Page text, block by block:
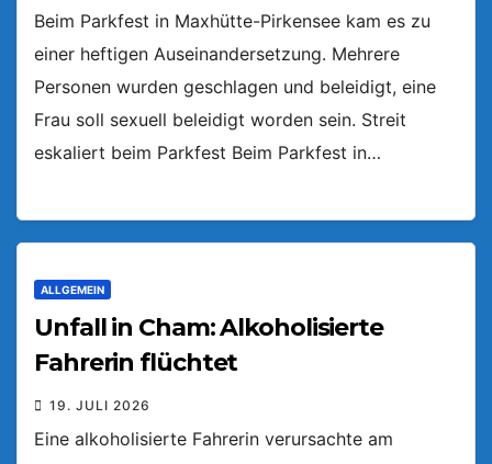
Beim Parkfest in Maxhütte-Pirkensee kam es zu
einer heftigen Auseinandersetzung. Mehrere
Personen wurden geschlagen und beleidigt, eine
Frau soll sexuell beleidigt worden sein. Streit
eskaliert beim Parkfest Beim Parkfest in…
ALLGEMEIN
Unfall in Cham: Alkoholisierte
Fahrerin flüchtet
19. JULI 2026
Eine alkoholisierte Fahrerin verursachte am